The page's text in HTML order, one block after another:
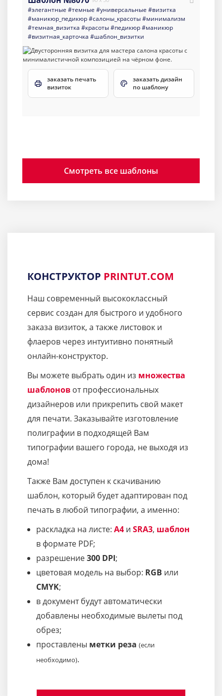
#элегантные #темные #универсальные #визитка
#маникюр_педикюр#салоны_красоты#минимализм
#темная_визитка #красоты#педикюр#маникюр
#визитная_карточка #шаблон_визитки
заказать печать
визиток
заказать дизайн
по шаблону
Смотреть все шаблоны
КОНСТРУКТОР PRINTUT.COM
Наш современный высококлассный
сервис создан для быстрого и удобного
заказа визиток, а также листовок и
флаеров через интуитивно понятный
онлайн-конструктор.
Вы можете выбрать один из множества
шаблонов от профессиональных
дизайнеров или прикрепить свой макет
для печати. Заказывайте изготовление
полиграфии в подходящей Вам
типографии вашего города, не выходя из
дома!
Также Вам доступен к скачиванию
шаблон, который будет адаптирован под
печать в любой типографии, а именно:
раскладка на листе: A4 и SRA3, шаблон
в формате PDF;
разрешение300 DPI;
цветовая модель на выбор: RGB или
CMYK;
в документ будут автоматически
добавлены необходимые вылеты под
обрез;
проставлены метки реза (если
необходимо).